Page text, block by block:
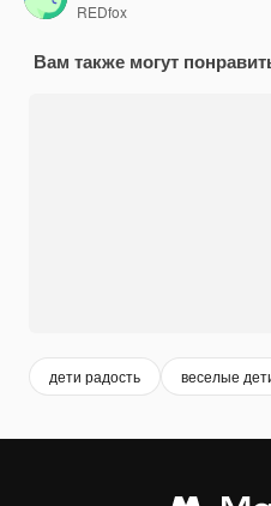
REDfox
Вам также могут
дети радость веселые